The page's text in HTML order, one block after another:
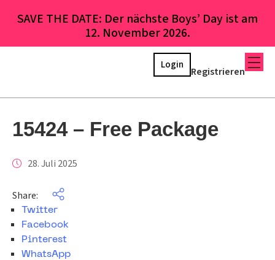
SAVE THE DATE: Der nächste Boys’ Day ist am
12. November 2026.
Registrieren
Login
15424 – Free Package
28. Juli 2025
Share:
Twitter
Facebook
Pinterest
WhatsApp